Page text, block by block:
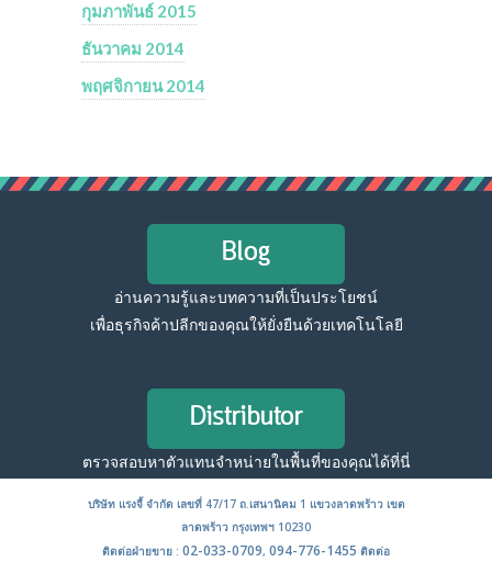
กุมภาพันธ์ 2015
ธันวาคม 2014
พฤศจิกายน 2014
Blog
อ่านความรู้และบทความที่เป็นประโยชน์
เพื่อธุรกิจค้าปลีกของคุณให้ยั่งยืนด้วยเทคโนโลยี
Distributor
ตรวจสอบหาตัวแทนจำหน่ายในพื้นที่ของคุณได้ที่นี่
บริษัท แรงจี้ จำกัด เลขที่ 47/17 ถ.เสนานิคม 1 แขวงลาดพร้าว เขต
ลาดพร้าว กรุงเทพฯ 10230
ติดต่อฝ่ายขาย : 02-033-0709, 094-776-1455 ติดต่อ